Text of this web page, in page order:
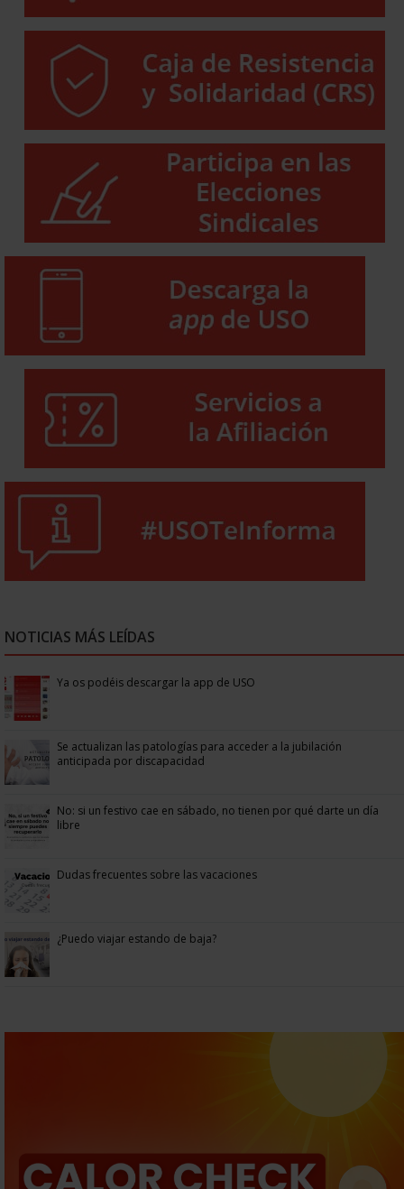
NOTICIAS MÁS LEÍDAS
Ya os podéis descargar la app de USO
Se actualizan las patologías para acceder a la jubilación
anticipada por discapacidad
No: si un festivo cae en sábado, no tienen por qué darte un día
libre
Dudas frecuentes sobre las vacaciones
¿Puedo viajar estando de baja?